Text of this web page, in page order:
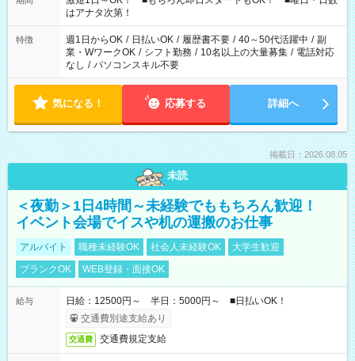
はアナタ次第！
特徴 週1日からOK / 日払いOK / 履歴書不要 / 40～50代活躍中 / 副
業・WワークOK / シフト勤務 / 10名以上の大量募集 / 電話対応
なし / パソコンスキル不要
気になる！ 応募する 詳細へ
掲載日：2026.08.05
未読
＜夜勤＞1日4時間～未経験でももちろん歓迎！
イベント会場でイスや机の運搬のお仕事
アルバイト 職種未経験OK 社会人未経験OK
大学生歓迎
ブランクOK
WEB登録・面接OK
給与
日給：12500円～ 半日：5000円～ ■日払いOK！
交通費別途支給あり
交通費 交通費規定支給